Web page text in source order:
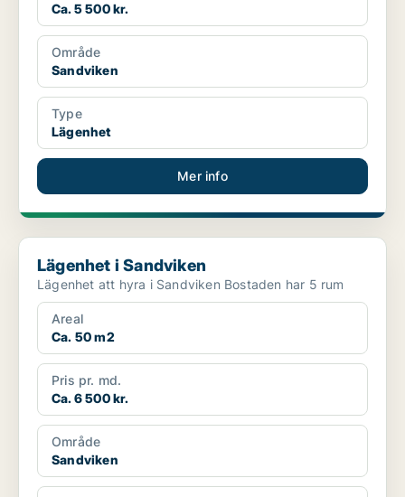
Ca. 5 500 kr.
Område
Sandviken
Type
Lägenhet
Mer info
Lägenhet i Sandviken
Lägenhet i Sandviken
Lägenhet att hyra i Sandviken Bostaden har 5 rum
Areal
Ca. 50 m2
Pris pr. md.
Ca. 6 500 kr.
Område
Sandviken